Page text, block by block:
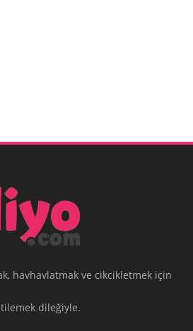
havhavlatmak ve cikcikletmek için
dileğiyle.